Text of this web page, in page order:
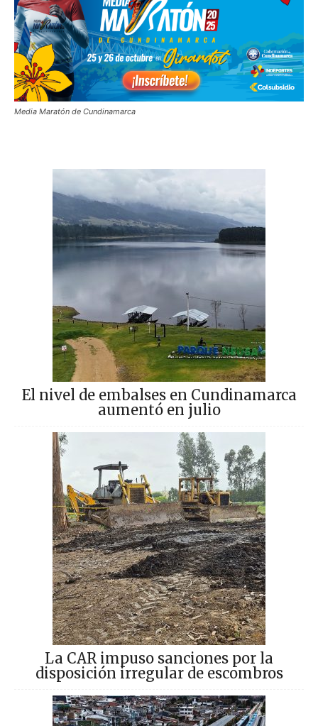
Media Maratón de Cundinamarca
El nivel de embalses en Cundinamarca
aumentó en julio
La CAR impuso sanciones por la
disposición irregular de escombros